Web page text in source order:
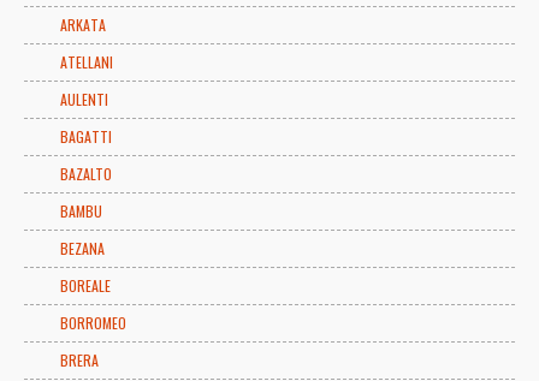
ARKATA
ATELLANI
AULENTI
BAGATTI
BAZALTO
BAMBU
BEZANA
BOREALE
BORROMEO
BRERA